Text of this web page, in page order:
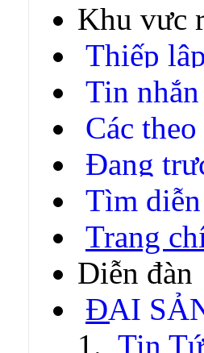
Khu vực
Thiếp lập
Tin
Các
Đang
Tìm
Trang
Diễn đàn
ĐẠI
Tin